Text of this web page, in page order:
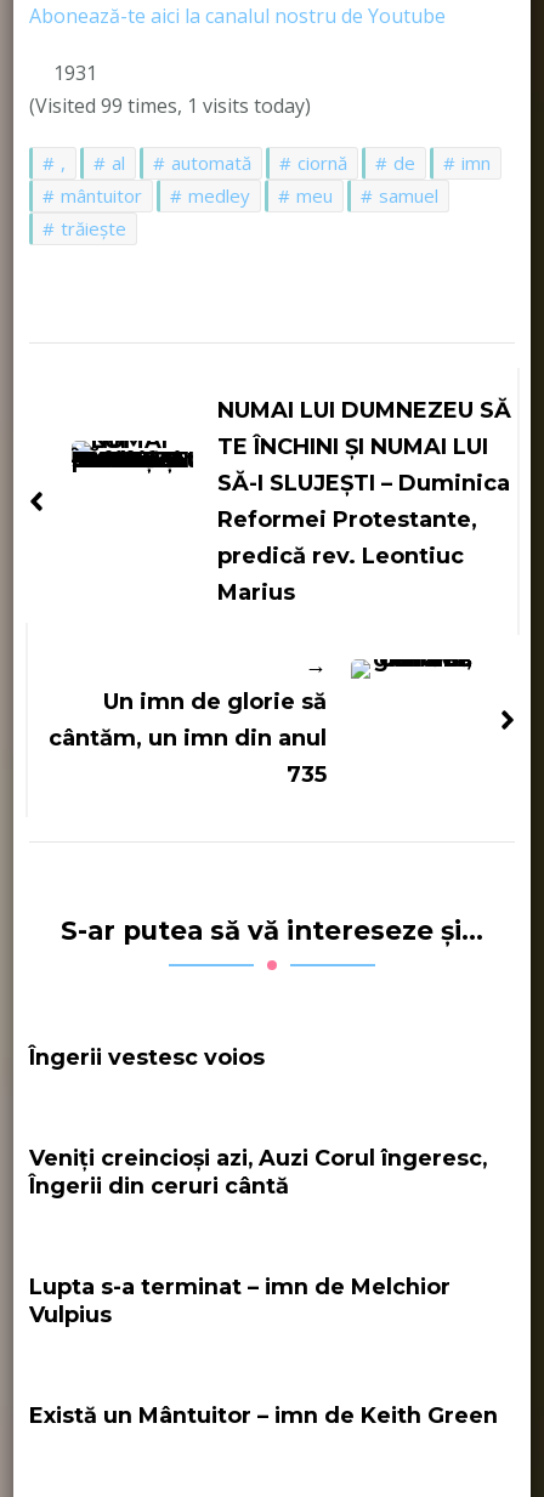
Abonează-te aici la canalul nostru de Youtube
1931
(Visited 99 times, 1 visits today)
, al automată ciornă de
imn
mântuitor
medley meu
samuel
trăiește
articole
NUMAI LUI DUMNEZEU SĂ
TE ÎNCHINI ȘI NUMAI LUI
SĂ-I SLUJEȘTI – Duminica
Reformei Protestante,
predică rev. Leontiuc
Marius
Un imn de glorie să
cântăm, un imn din anul
735
S-ar putea să vă intereseze și...
Îngerii vestesc voios
Veniți creincioși azi, Auzi Corul îngeresc,
Îngerii din ceruri cântă
Lupta s-a terminat – imn de Melchior
Vulpius
Există un Mântuitor – imn de Keith Green